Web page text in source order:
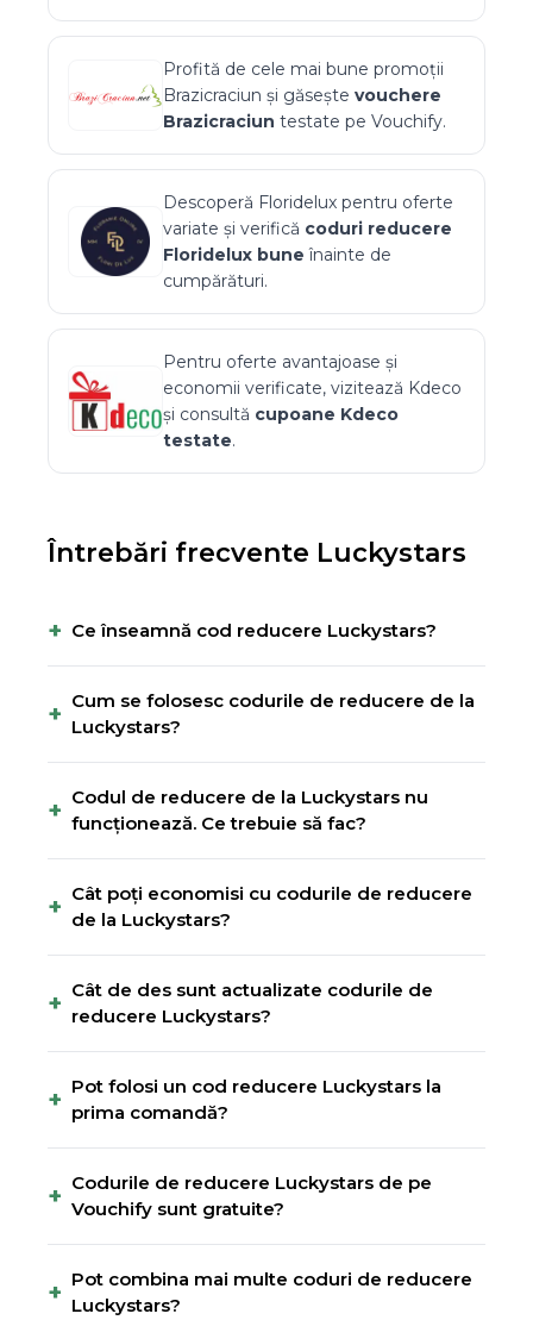
Profită de cele mai bune promoții
Brazicraciun și găsește vouchere
Brazicraciun testate pe Vouchify.
Descoperă Floridelux pentru oferte
variate și verifică coduri reducere
Floridelux bune înainte de
cumpărături.
Pentru oferte avantajoase și
economii verificate, vizitează Kdeco
și consultă cupoane Kdeco
testate.
Întrebări frecvente Luckystars
+ Ce înseamnă cod reducere Luckystars?
+ Cum se folosesc codurile de reducere de la
Luckystars?
+ Codul de reducere de la Luckystars nu
funcționează. Ce trebuie să fac?
+ Cât poți economisi cu codurile de reducere
de la Luckystars?
+ Cât de des sunt actualizate codurile de
reducere Luckystars?
+ Pot folosi un cod reducere Luckystars la
prima comandă?
+ Codurile de reducere Luckystars de pe
Vouchify sunt gratuite?
+ Pot combina mai multe coduri de reducere
Luckystars?